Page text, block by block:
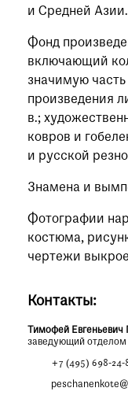
и Средней Азии.
Фонд
включающий
значимую
произведения
в.;
ковров и
и русской
Знамена и
Фотографии
костюма,
чертежи
Контакты:
Тимофей
заведующий отделом
+7 (495) 698-24-